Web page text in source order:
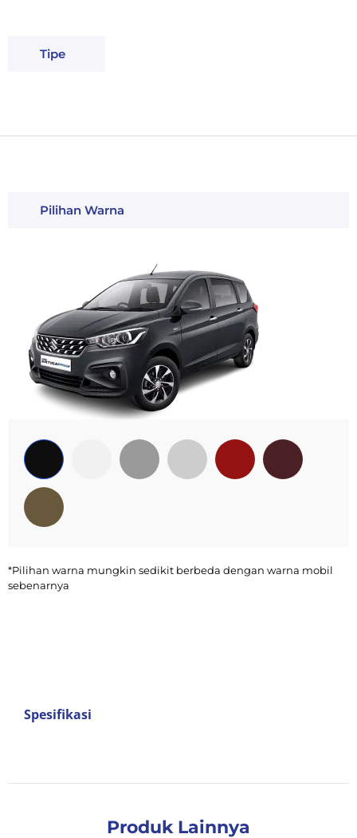
Tipe
Pilihan Warna
*Pilihan warna mungkin sedikit berbeda dengan warna mobil
sebenarnya
Spesifikasi
Produk Lainnya